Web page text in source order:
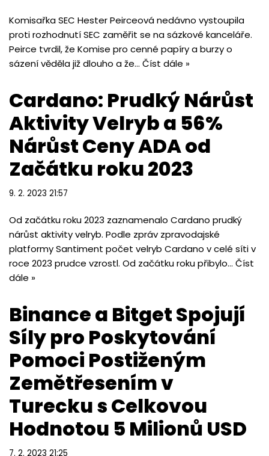
Komisařka SEC Hester Peirceová nedávno vystoupila
proti rozhodnutí SEC zaměřit se na sázkové kanceláře.
Peirce tvrdil, že Komise pro cenné papíry a burzy o
sázení věděla již dlouho a že… Číst dále »
Cardano: Prudký Nárůst
Aktivity Velryb a 56%
Nárůst Ceny ADA od
Začátku roku 2023
9. 2. 2023 21:57
Od začátku roku 2023 zaznamenalo Cardano prudký
nárůst aktivity velryb. Podle zpráv zpravodajské
platformy Santiment počet velryb Cardano v celé síti v
roce 2023 prudce vzrostl. Od začátku roku přibylo… Číst
dále »
Binance a Bitget Spojují
Síly pro Poskytování
Pomoci Postiženým
Zemětřesením v
Turecku s Celkovou
Hodnotou 5 Milionů USD
7. 2. 2023 21:25